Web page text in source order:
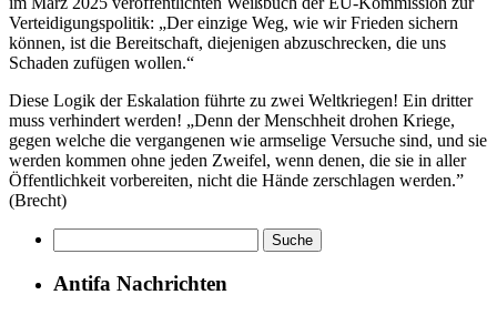
Verteidigungspolitik: „Der einzige Weg, wie wir Frieden sichern
können, ist die Bereitschaft, diejenigen abzuschrecken, die uns
Schaden zufügen wollen.“
Diese Logik der Eskalation führte zu zwei Weltkriegen! Ein dritter
muss verhindert werden! „Denn der Menschheit drohen Kriege,
gegen welche die vergangenen wie armselige Versuche sind, und sie
werden kommen ohne jeden Zweifel, wenn denen, die sie in aller
Öffentlichkeit vorbereiten, nicht die Hände zerschlagen werden.”
(Brecht)
Antifa Nachrichten